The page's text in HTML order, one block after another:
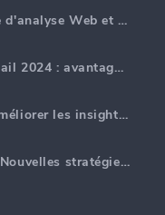
Principales tendances en matière d'analyse Web et d'IA en 2024
Tendances du marketing par e-mail 2024 : avantages de l'hyper-personnalisation
Rapport d'analyse marketing : Améliorer les insights commerciaux
Données marketing AI Insights : Nouvelles stratégies commerciales pour 2024